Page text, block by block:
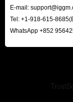
E-mail:
Tel: +1-918-615-
WhatsApp +852